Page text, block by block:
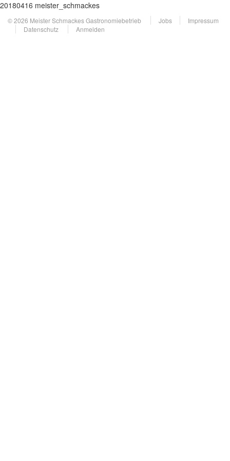
20180416 meister_schmackes
© 2026 Meister Schmackes Gastronomiebetrieb Jobs
Impressum
Datenschutz
Anmelden